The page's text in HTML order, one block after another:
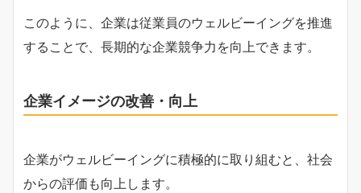
このように、企業は従業員のウェルビーイングを推進
することで、長期的な企業競争力を向上できます。
企業イメージの改善・向上
企業がウェルビーイングに積極的に取り組むと、社会
からの評価も向上します。